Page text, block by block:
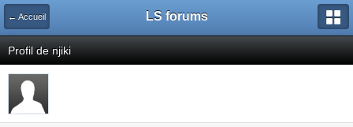
← Accueil LS forums
Profil de njiki